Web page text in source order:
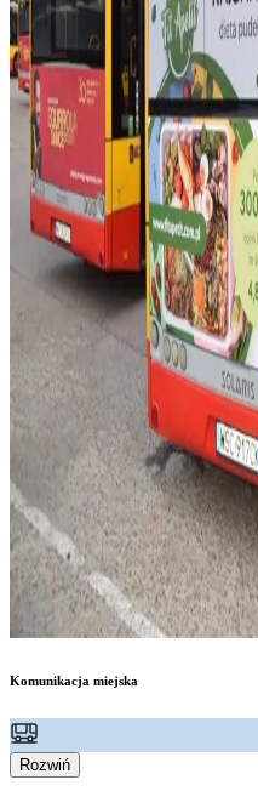
Komunikacja miejska
Rozwiń